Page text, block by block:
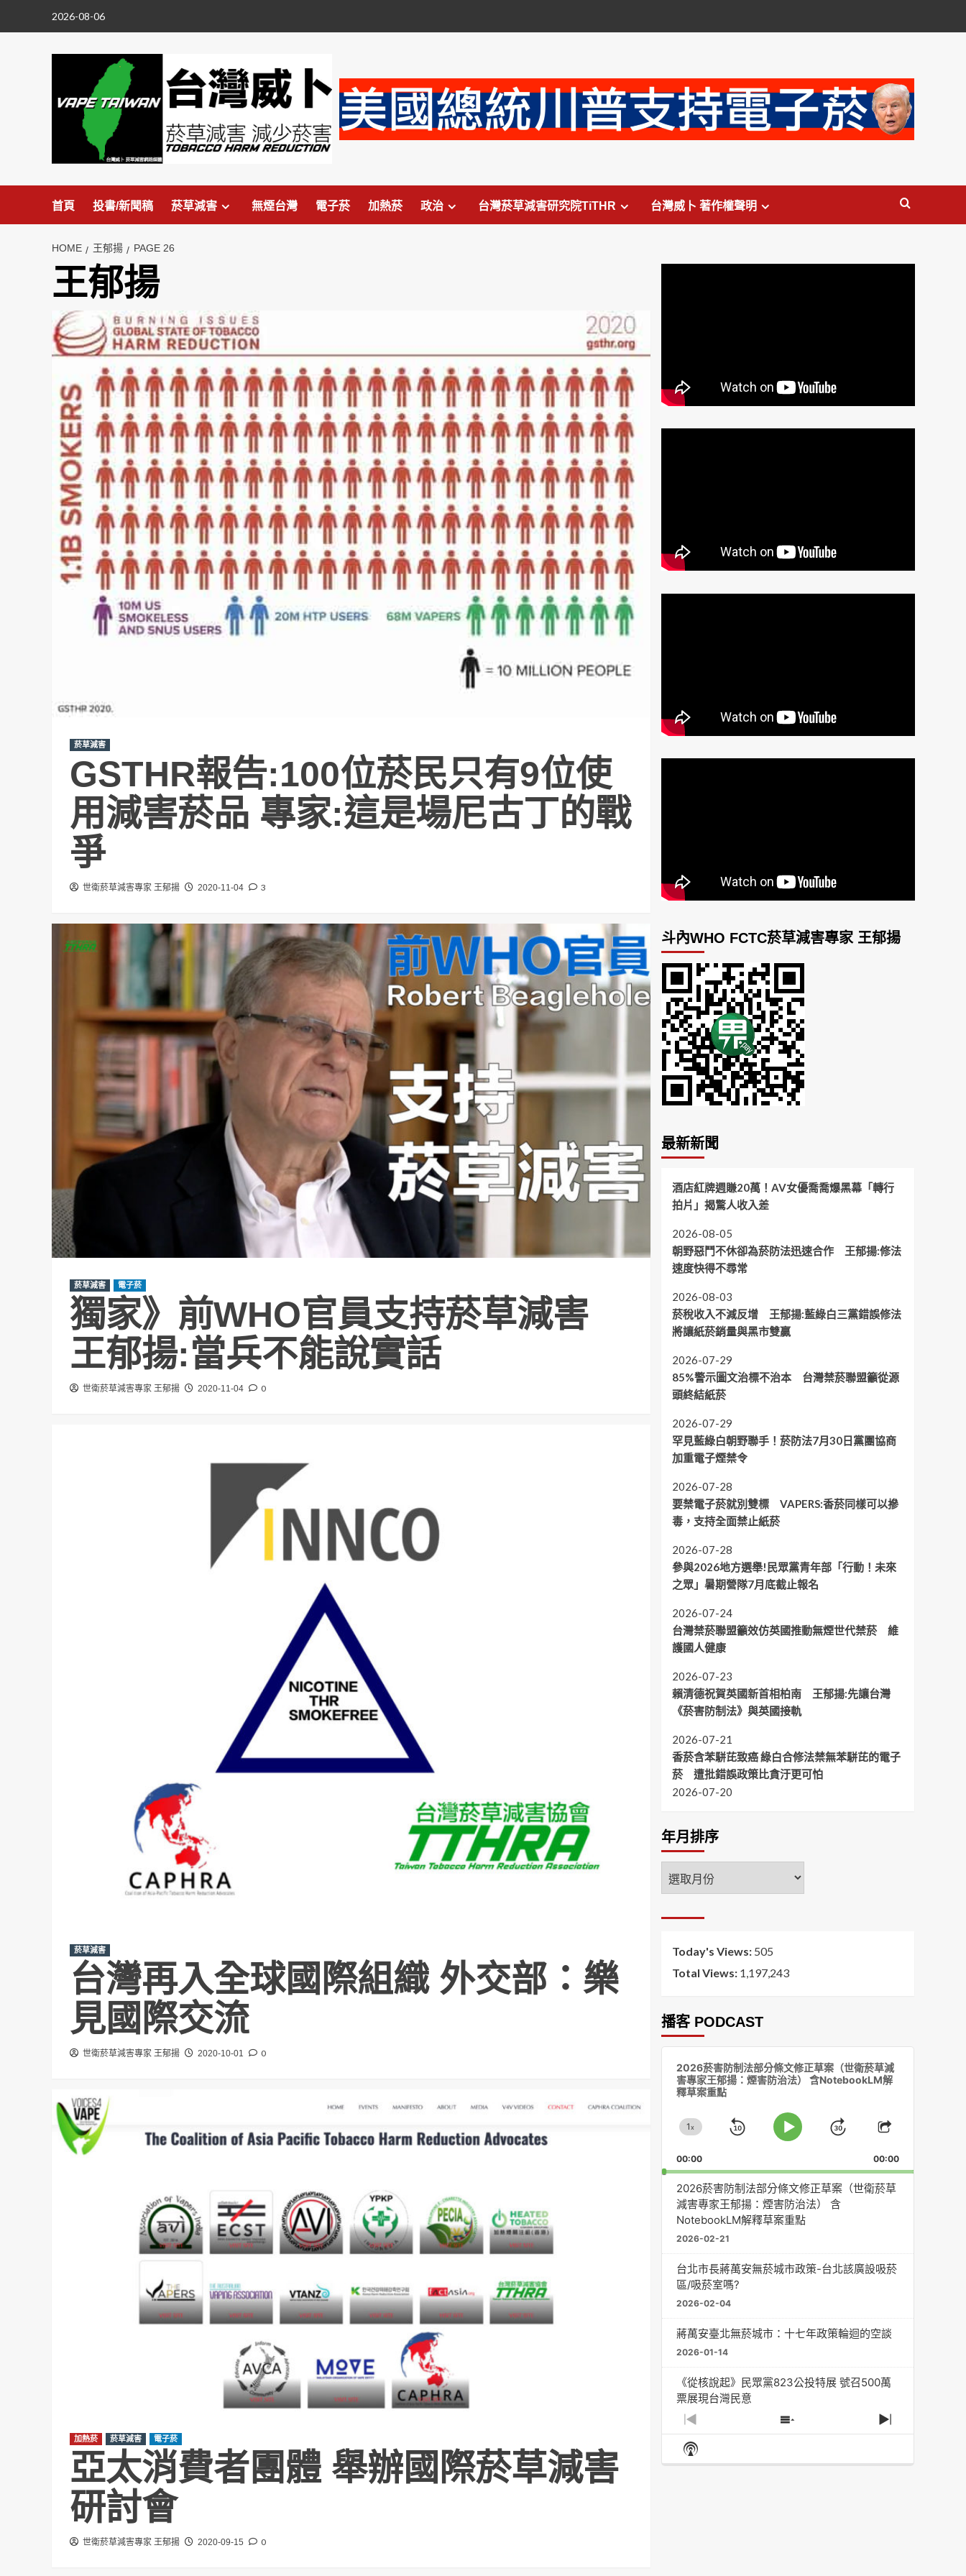
2026-08-06
首頁 投書/新聞稿 菸草減害 無煙台灣 電子菸 加熱菸 政治 台灣菸草減害研究院TiTHR 台灣威卜 著作權聲明
HOME 王郁揚 PAGE 26
王郁揚
菸草減害
GSTHR報告:100位菸民只有9位使
用減害菸品 專家:這是場尼古丁的戰
爭
世衛菸草減害專家 王郁揚 2020-11-04 3
菸草減害 電子菸
獨家》前WHO官員支持菸草減害
王郁揚:當兵不能說實話
世衛菸草減害專家 王郁揚 2020-11-04 0
菸草減害
台灣再入全球國際組織 外交部：樂
見國際交流
世衛菸草減害專家 王郁揚 2020-10-01 0
加熱菸 菸草減害 電子菸
亞太消費者團體 舉辦國際菸草減害
研討會
世衛菸草減害專家 王郁揚 2020-09-15 0
斗內WHO FCTC菸草減害專家 王郁揚
最新新聞
酒店紅牌週賺20萬！AV女優喬喬爆黑幕「轉行
拍片」揭驚人收入差
2026-08-05
朝野惡鬥不休卻為菸防法迅速合作 王郁揚:修法
速度快得不尋常
2026-08-03
菸稅收入不減反增 王郁揚:藍綠白三黨錯誤修法
將讓紙菸銷量與黑市雙贏
2026-07-29
85%警示圖文治標不治本 台灣禁菸聯盟籲從源
頭終結紙菸
2026-07-29
罕見藍綠白朝野聯手！菸防法7月30日黨團協商
加重電子煙禁令
2026-07-28
要禁電子菸就別雙標 VAPERS:香菸同樣可以摻
毒，支持全面禁止紙菸
2026-07-28
參與2026地方選舉!民眾黨青年部「行動！未來
之眾」暑期營隊7月底截止報名
2026-07-24
台灣禁菸聯盟籲效仿英國推動無煙世代禁菸 維
護國人健康
2026-07-23
賴清德祝賀英國新首相柏南 王郁揚:先讓台灣
《菸害防制法》與英國接軌
2026-07-21
香菸含苯駢芘致癌 綠白合修法禁無苯駢芘的電子
菸 遭批錯誤政策比貪汙更可怕
2026-07-20
年月排序
年
月
Today's Views: 505
Total Views: 1,197,243
播客 PODCAST
2026菸害防制法部分條文修正草案（世衛菸草減
害專家王郁揚：煙害防治法） 含NotebookLM解
釋草案重點
Change
Rate
1x
Skip Play
Jump
Forward
Share
Episode
00:00 00:00
2026菸害防制法部分條文修正草案（世衛菸草
減害專家王郁揚：煙害防治法） 含
NotebookLM解釋草案重點
2026-02-21
台北市長蔣萬安無菸城市政策-台北該廣設吸菸
區/吸菸室嗎?
2026-02-04
蔣萬安臺北無菸城市：十七年政策輪迴的空談
2026-01-14
《從核說起》民眾黨823公投特展 號召500萬
票展現台灣民意
2025-08-11
大罷免凸 <726,823反罷免主題曲> #大展鴻圖
2025-07-05
Previous
Episode
Show
Episodes
Next
Episode
Show
Podcast